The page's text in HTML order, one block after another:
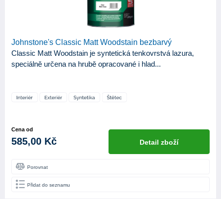
Johnstone's Classic Matt Woodstain bezbarvý
Classic Matt Woodstain je syntetická tenkovrstvá lazura,
speciálně určena na hrubě opracované i hlad...
Cena od
585,00 Kč Detail zboží
Porovnat
Přidat do seznamu